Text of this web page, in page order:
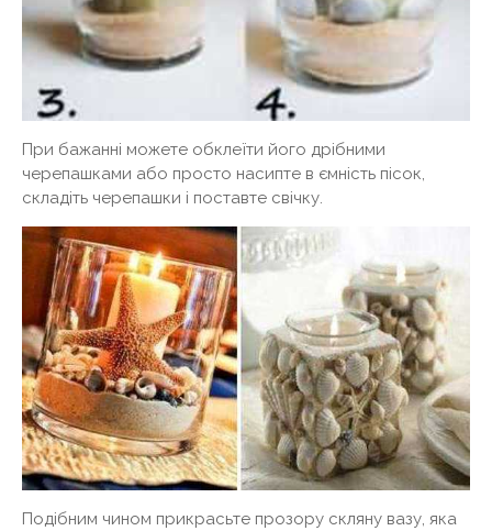
При бажанні можете обклеїти його дрібними
черепашками або просто насипте в ємність пісок,
складіть черепашки і поставте свічку.
Подібним чином прикрасьте прозору скляну вазу, яка